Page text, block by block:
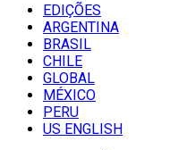
EDIÇÕES
ARGENTINA
BRASIL
CHILE
GLOBAL
MÉXICO
PERU
US ENGLISH